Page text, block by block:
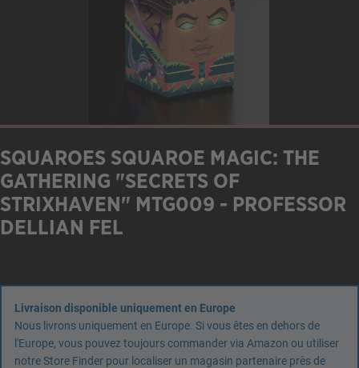
SQUAROES SQUAROE MAGIC: THE
GATHERING "SECRETS OF
STRIXHAVEN" MTG009 - PROFESSOR
DELLIAN FEL
Livraison disponible uniquement en Europe
Nous livrons uniquement en Europe. Si vous êtes en dehors de
l'Europe, vous pouvez toujours commander via Amazon ou utiliser
notre Store Finder pour localiser un magasin partenaire près de